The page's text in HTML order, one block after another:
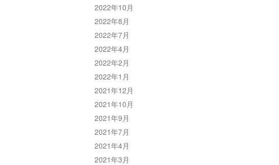
2022年10月
2022年8月
2022年7月
2022年4月
2022年2月
2022年1月
2021年12月
2021年10月
2021年9月
2021年7月
2021年4月
2021年3月